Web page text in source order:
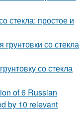
стекла: простое и
со стекла
со стекла
of 6 Russian
by 10 relevant